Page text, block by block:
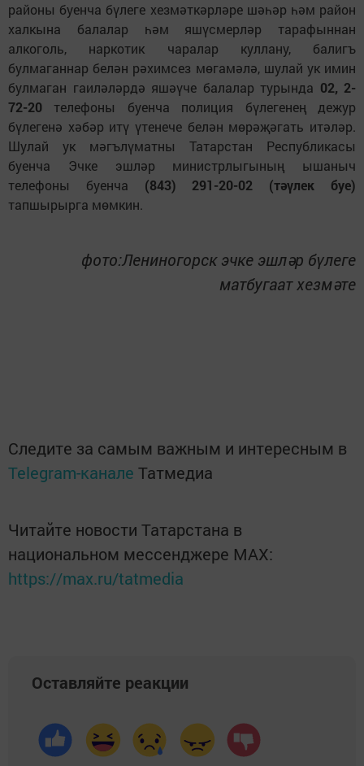
районы буенча бүлеге хезмәткәрләре шәһәр һәм район
халкына балалар һәм яшүсмерләр тарафыннан
алкоголь, наркотик чаралар куллану, балигъ
булмаганнар белән рәхимсез мөгамәлә, шулай ук имин
булмаган гаиләләрдә яшәүче балалар турында 02, 2-
72-20 телефоны буенча полиция бүлегенең дежур
бүлегенә хәбәр итү үтенече белән мөрәҗәгать итәләр.
Шулай ук мәгълүматны Татарстан Республикасы
буенча Эчке эшләр министрлыгының ышаныч
телефоны буенча (843) 291-20-02 (тәүлек буе)
тапшырырга мөмкин.
фото:Лениногорск эчке эшләр бүлеге
матбугаат хезмәте
Следите за самым важным и интересным в
Telegram-канале Татмедиа
Читайте новости Татарстана в
национальном мессенджере MАХ:
https://max.ru/tatmedia
Оставляйте реакции